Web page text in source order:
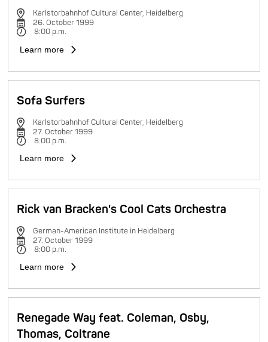
Karlstorbahnhof Cultural Center, Heidelberg
26. October 1999
8:00 p.m.
Learn more
Sofa Surfers
Karlstorbahnhof Cultural Center, Heidelberg
27. October 1999
8:00 p.m.
Learn more
Rick van Bracken's Cool Cats Orchestra
German-American Institute in Heidelberg
27. October 1999
8:00 p.m.
Learn more
Renegade Way feat. Coleman, Osby,
Thomas, Coltrane